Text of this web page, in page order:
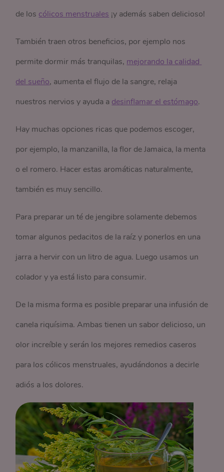
de los cólicos menstruales ¡y además saben delicioso!
También traen otros beneficios, por ejemplo nos
permite dormir más tranquilas, mejorando la calidad
del sueño, aumenta el flujo de la sangre, relaja
nuestros nervios y ayuda a desinflamar el estómago.
Hay muchas opciones ricas que podemos escoger,
por ejemplo, la manzanilla, la flor de Jamaica, la menta
o el romero. Hacer estas aromáticas naturalmente,
también es muy sencillo.
Para preparar un té de jengibre solamente debemos
tomar algunos pedacitos de la raíz y ponerlos en una
jarra a hervir con un litro de agua. Luego usamos un
colador y ya está listo para consumir.
De la misma forma es posible preparar una infusión de
canela riquísima. Ambas tienen un sabor delicioso, un
olor increíble y serán los mejores remedios caseros
para los cólicos menstruales, ayudándonos a decirle
adiós a los dolores.